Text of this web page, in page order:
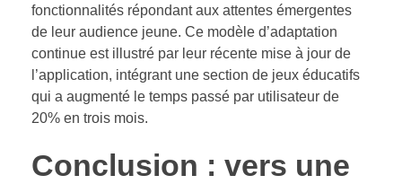
fonctionnalités répondant aux attentes émergentes
de leur audience jeune. Ce modèle d’adaptation
continue est illustré par leur récente mise à jour de
l’application, intégrant une section de jeux éducatifs
qui a augmenté le temps passé par utilisateur de
20% en trois mois.
Conclusion : vers une